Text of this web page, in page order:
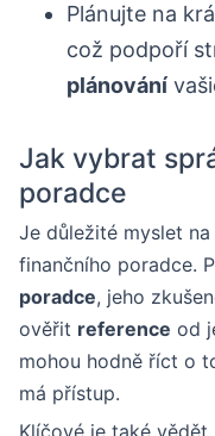
Plánujte na
což podpoří
plánování
Jak vybrat
poradce
Je důležité myslet
finančního poradce.
poradce, jeho
ověřit reference od
mohou hodně říct o
má přístup.